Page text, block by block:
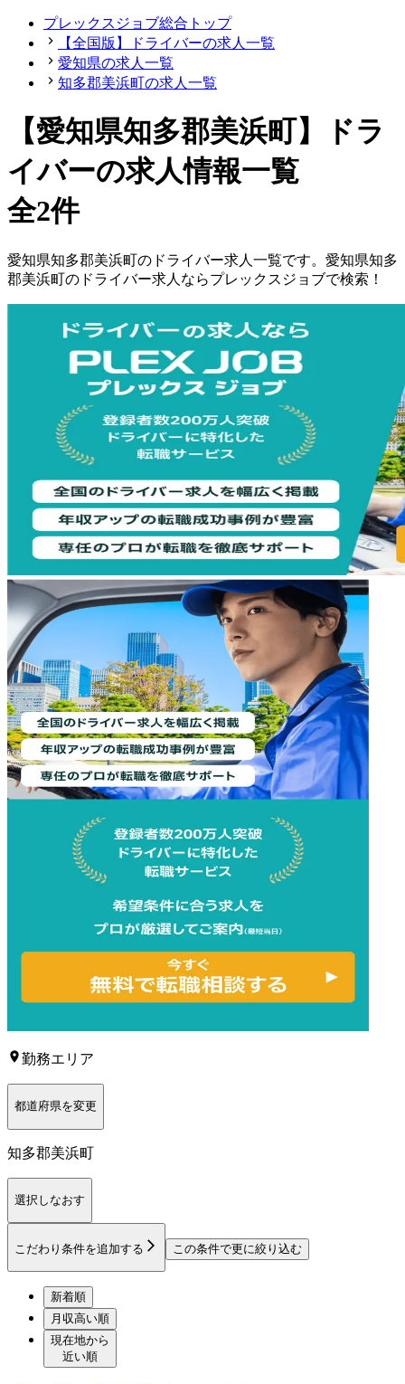
プレックスジョブ総合トップ
【全国版】ドライバーの求人一覧
愛知県の求人一覧
知多郡美浜町の求人一覧
【愛知県知多郡美浜町】ドラ
イバーの求人情報一覧
全2件
愛知県知多郡美浜町の ドライバー求人一覧です。 愛知県知多
郡美浜町の ドライバー求人ならプレックスジョブで検索！
勤務エリア
都道府県を変更
知多郡美浜町
選択しなおす
こだわり条件を追加する この条件で更に絞り込む
新着順
月収高い順
現在地から
近い順